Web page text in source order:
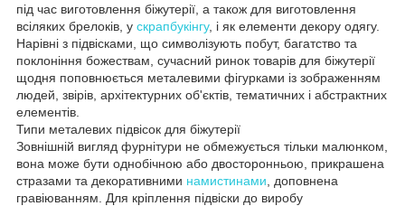
під час виготовлення біжутерії, а також для виготовлення
всіляких брелоків, у скрапбукінгу, і як елементи декору одягу.
Нарівні з підвісками, що символізують побут, багатство та
поклоніння божествам, сучасний ринок товарів для біжутерії
щодня поповнюється металевими фігурками із зображенням
людей, звірів, архітектурних об'єктів, тематичних і абстрактних
елементів.
Типи металевих підвісок для біжутерії
Зовнішній вигляд фурнітури не обмежується тільки малюнком,
вона може бути однобічною або двосторонньою, прикрашена
стразами та декоративними намистинами , доповнена
гравіюванням. Для кріплення підвіски до виробу